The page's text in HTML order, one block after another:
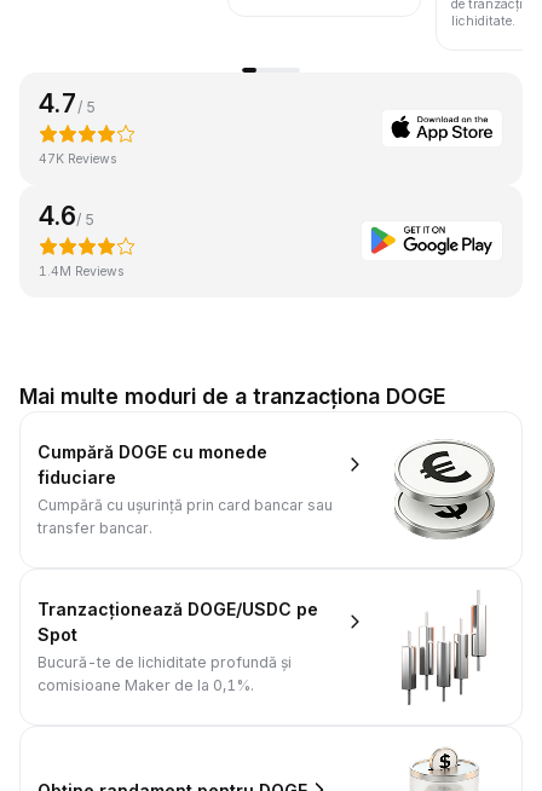
de
lichiditate.
4.7 / 5
47K Reviews
4.6/ 5
1.4M Reviews
Mai multe moduri de a tranzacționa DOGE
Cumpără DOGE cu monede
fiduciare
Cumpără cu ușurință prin card bancar sau
transfer bancar.
Tranzacționează DOGE/USDC pe
Spot
Bucură-te de lichiditate profundă și
comisioane Maker de la 0,1%.